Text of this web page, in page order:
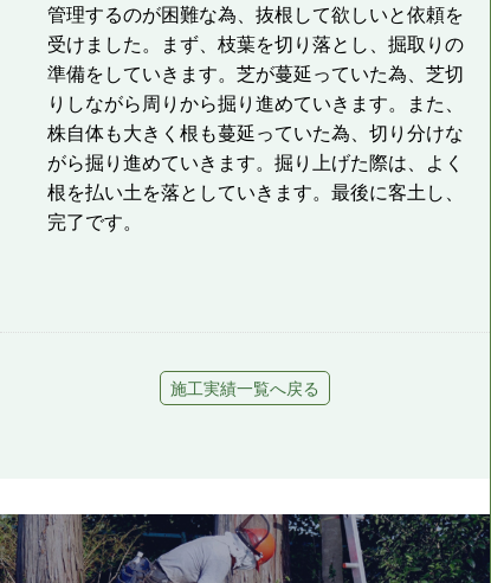
管理するのが困難な為、抜根して欲しいと依頼を
受けました。まず、枝葉を切り落とし、掘取りの
準備をしていきます。芝が蔓延っていた為、芝切
りしながら周りから掘り進めていきます。また、
株自体も大きく根も蔓延っていた為、切り分けな
がら掘り進めていきます。掘り上げた際は、よく
根を払い土を落としていきます。最後に客土し、
完了です。
施工実績一覧へ戻る